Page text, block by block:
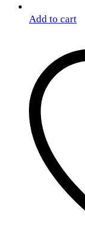
Add to cart